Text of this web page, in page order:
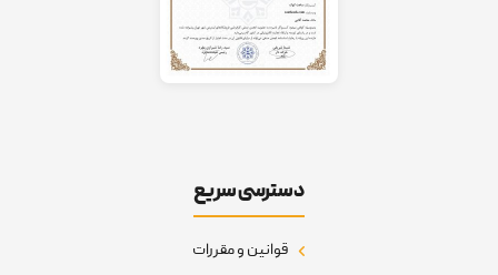
دسترسی سریع
قوانین و مقررات